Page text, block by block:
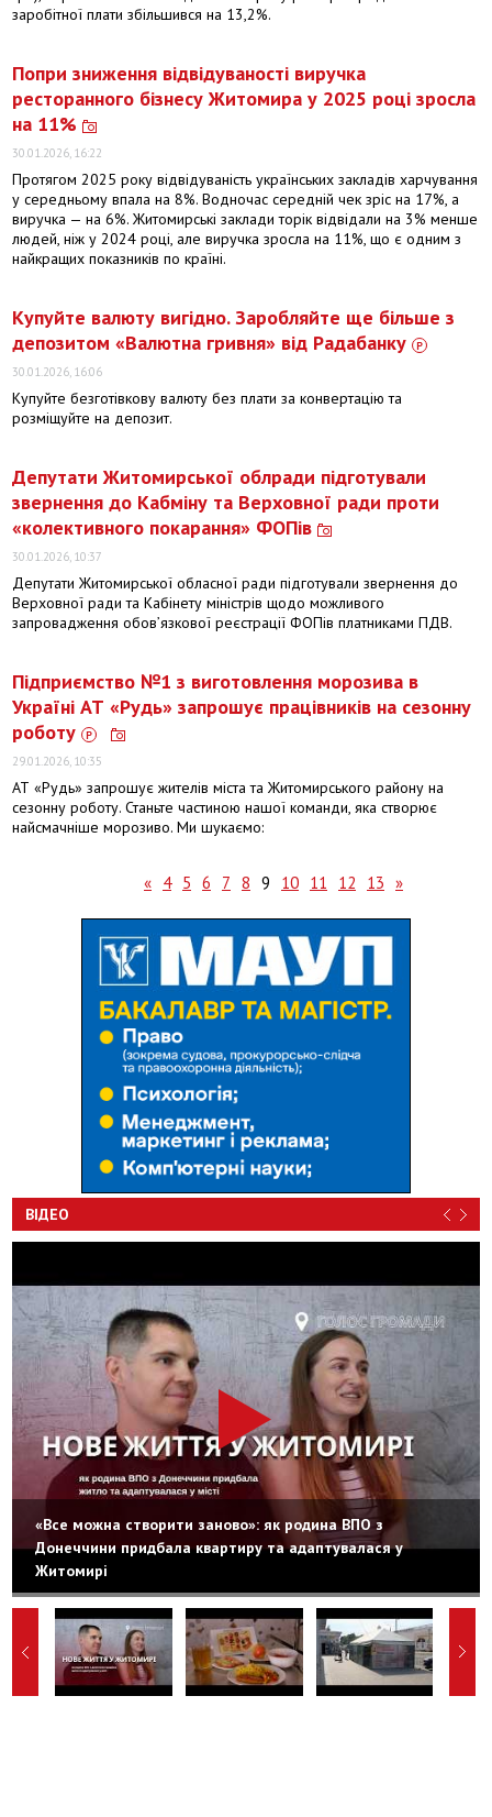
заробітної плати збільшився на 13,2%.
Попри зниження відвідуваності виручка
ресторанного бізнесу Житомира у 2025 році зросла
на 11%
30.01.2026, 16:22
Протягом 2025 року відвідуваність українських закладів харчування
у середньому впала на 8%. Водночас середній чек зріс на 17%, а
виручка — на 6%. Житомирські заклади торік відвідали на 3% менше
людей, ніж у 2024 році, але виручка зросла на 11%, що є одним з
найкращих показників по країні.
Купуйте валюту вигідно. Заробляйте ще більше з
депозитом «Валютна гривня» від Радабанку
30.01.2026, 16:06
Купуйте безготівкову валюту без плати за конвертацію та
розміщуйте на депозит.
Депутати Житомирської облради підготували
звернення до Кабміну та Верховної ради проти
«колективного покарання» ФОПів
30.01.2026, 10:37
Депутати Житомирської обласної ради підготували звернення до
Верховної ради та Кабінету міністрів щодо можливого
запровадження обов’язкової реєстрації ФОПів платниками ПДВ.
Підприємство №1 з виготовлення морозива в
Україні АТ «Рудь» запрошує працівників на сезонну
роботу
29.01.2026, 10:35
АТ «Рудь» запрошує жителів міста та Житомирського району на
сезонну роботу. Станьте частиною нашої команди, яка створює
найсмачніше морозиво. Ми шукаємо:
« 4 5 6 7 8 9 10 11 12 13 »
ВІДЕО
«Все можна створити заново»: як родина ВПО з
Донеччини придбала квартиру та адаптувалася у
Житомирі